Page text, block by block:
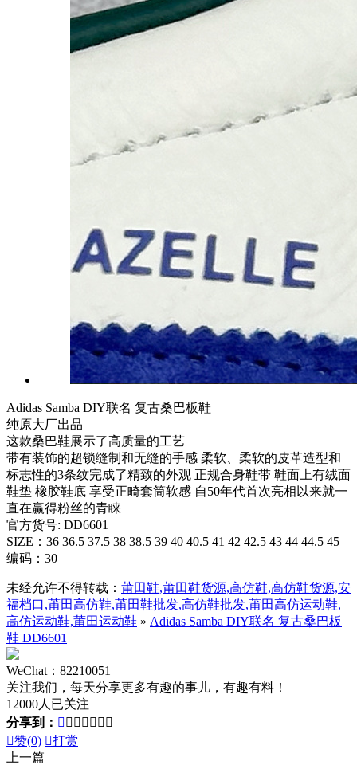
Adidas Samba DIY联名 复古桑巴板鞋
纯原大厂出品
这款桑巴鞋展示了高质量的工艺
带有装饰的超锁缝制和无缝的手感 柔软、柔软的皮革造型和
标志性的3条纹完成了精致的外观 正规合身鞋带 鞋面上有绒面
鞋垫 橡胶鞋底 享受正畸套筒软感 自50年代首次亮相以来就一
直在赢得粉丝的青睐
官方货号: DD6601
SIZE：36 36.5 37.5 38 38.5 39 40 40.5 41 42 42.5 43 44 44.5 45
编码：30
未经允许不得转载： 莆田鞋,莆田鞋货源,高仿鞋,高仿鞋货源,安
福档口,莆田高仿鞋,莆田鞋批发,高仿鞋批发,莆田高仿运动鞋,
高仿运动鞋,莆田运动鞋 » Adidas Samba DIY联名 复古桑巴板
鞋 DD6601
WeChat：82210051
关注我们，每天分享更多有趣的事儿，有趣有料！
12000人已关注
分享到：       
赞(0) 打赏
上一篇